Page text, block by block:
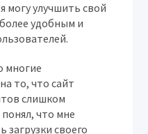
могу улучшить свой
удобным и
многие
то, что сайт
слишком
что мне
загрузки своего